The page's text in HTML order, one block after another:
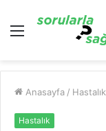
Menü
Anasayfa / Hastalık
Hastalık